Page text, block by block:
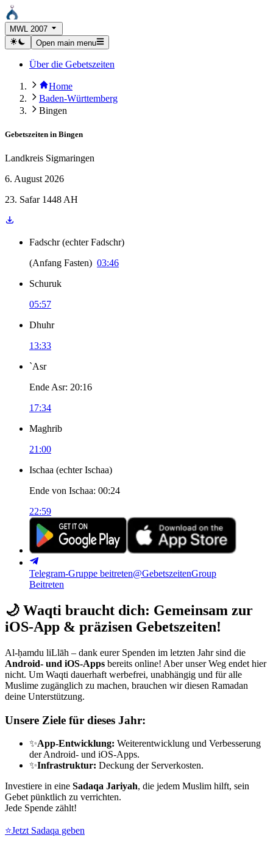
MWL 2007
Open main menu
Über die Gebetszeiten
Home
Baden-Württemberg
Bingen
Gebetszeiten in Bingen
Landkreis Sigmaringen
6. August 2026
23. Safar 1448 AH
Fadschr (echter Fadschr)
(Anfang Fasten) 03:46
Schuruk
05:57
Dhuhr
13:33
`Asr
Ende Asr: 20:16
17:34
Maghrib
21:00
Ischaa (echter Ischaa)
Ende von Ischaa: 00:24
22:59
Telegram-Gruppe beitreten@GebetszeitenGroup
Beitreten
🌙 Waqti braucht dich: Gemeinsam zur
iOS-App & präzisen Gebetszeiten!
Al-ḥamdu liLlāh – dank eurer Spenden im letzten Jahr sind die
Android- und iOS-Apps bereits online! Aber unser Weg endet hier
nicht. Um Waqti dauerhaft werbefrei, unabhängig und für alle
Muslime zugänglich zu machen, brauchen wir diesen Ramadan
deine Unterstützung.
Unsere Ziele für dieses Jahr:
✨App-Entwicklung: Weiterentwicklung und Verbesserung
der Android- und iOS-Apps.
✨Infrastruktur: Deckung der Serverkosten.
Investiere in eine Sadaqa Jariyah, die jedem Muslim hilft, sein
Gebet pünktlich zu verrichten.
Jede Spende zählt!
⭐Jetzt Sadaqa geben